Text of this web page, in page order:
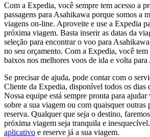
Com a Expedia, você sempre tem acesso a
passagens para Asahikawa porque somos a
viagens on-line. Aproveite e use a Expedia
próxima viagem. Basta inserir as datas da
seleção para encontrar o voo para
no seu orçamento. Com a Expedia, você tem
baixos nos melhores voos de ida e volta
Se precisar de ajuda, pode contar com o
Cliente da Expedia, disponível todos os dias
Nossa equipe está sempre pronta para
sobre a sua viagem ou com quaisquer outras
reserva. Qualquer que seja o destino,
próxima viagem seja tranquila e
aplicativo e reserve já a sua viagem.